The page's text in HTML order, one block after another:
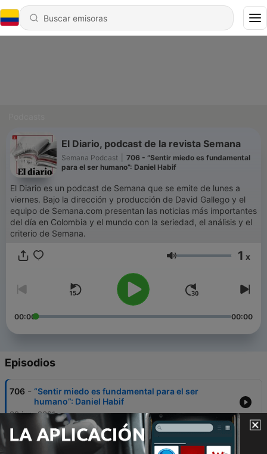
El Diario, podcast de la revista Semana
Semana Podcast
706 - “Sentir miedo es fundamental
para el ser humano”: Daniel Habif
El Diario es un podcast de Semana que se emite de lunes a
viernes. Bajo la dirección y producción de David Gallego y el
equipo de Semana.com presentan las noticias más importantes
del día en Colombia y el mundo con la seriedad, el análisis y el
criterio de Semana.
Volumen 1 x
00:00 00:00
Episodios
706 - “Sentir miedo es fundamental para el ser
humano”: Daniel Habif
02 jun. 2021
705 - Entre 5.000 y 50.000 dólares al mes reciben
algunas modelos colombianas en OnlyFans